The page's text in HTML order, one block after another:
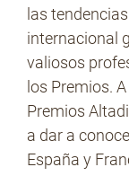
las
internacional
valiosos
los Premios.
Premios
a dar a
España y